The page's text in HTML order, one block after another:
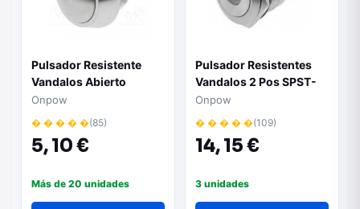
Pulsador Resistente
Vandalos Abierto
Reposo IP65 OFF-(ON)
Onpow
� � � � �(85)
5,10 €
Más de 20 unidades
Pulsador Resistentes
Vandalos 2 Pos SPST-
NO + SPST-NC
Iluminacion Amarillo
Onpow
� � � � �(109)
14,15 €
3 unidades